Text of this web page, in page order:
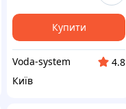
Купити
Voda-system
4.8
Київ